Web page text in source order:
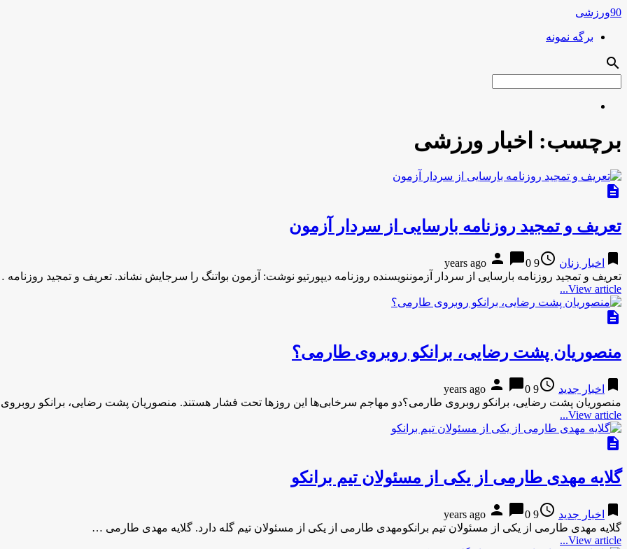
90ورزشی
برگه نمونه
search
برچسب: اخبار ورزشی
description
تعریف و تمجید روزنامه بارسایی از سردار آزمون
bookmark اخبار زنان access_time
9 years ago
person chat_bubble0
تعریف و تمجید روزنامه بارسایی از سردار آزموننویسنده روزنامه دیپورتیو نوشت: آزمون بواتنگ را سرجایش نشاند. تعریف و تمجید
View article...
description
منصوریان پشت رضایی، برانکو روبروی طارمی؟
bookmark اخبار جدید access_time
9 years ago
person chat_bubble0
منصوریان پشت رضایی، برانکو روبروی طارمی؟دو مهاجم سرخابی‌ها این روزها تحت فشار هستند. منصوریان پشت رضایی، برانکو
View article...
description
گلایه مهدی طارمی از یکی از مسئولان تیم برانکو
bookmark اخبار جدید access_time
9 years ago
person chat_bubble0
گلایه مهدی طارمی از یکی از مسئولان تیم برانکومهدی طارمی از یکی از مسئولان تیم گله دارد. گلایه مهدی طارمی …
View article...